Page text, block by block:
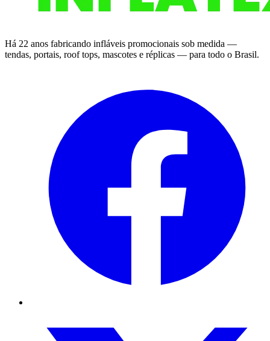
Há 22 anos fabricando infláveis promocionais sob medida —
tendas, portais, roof tops, mascotes e réplicas — para todo o Brasil.